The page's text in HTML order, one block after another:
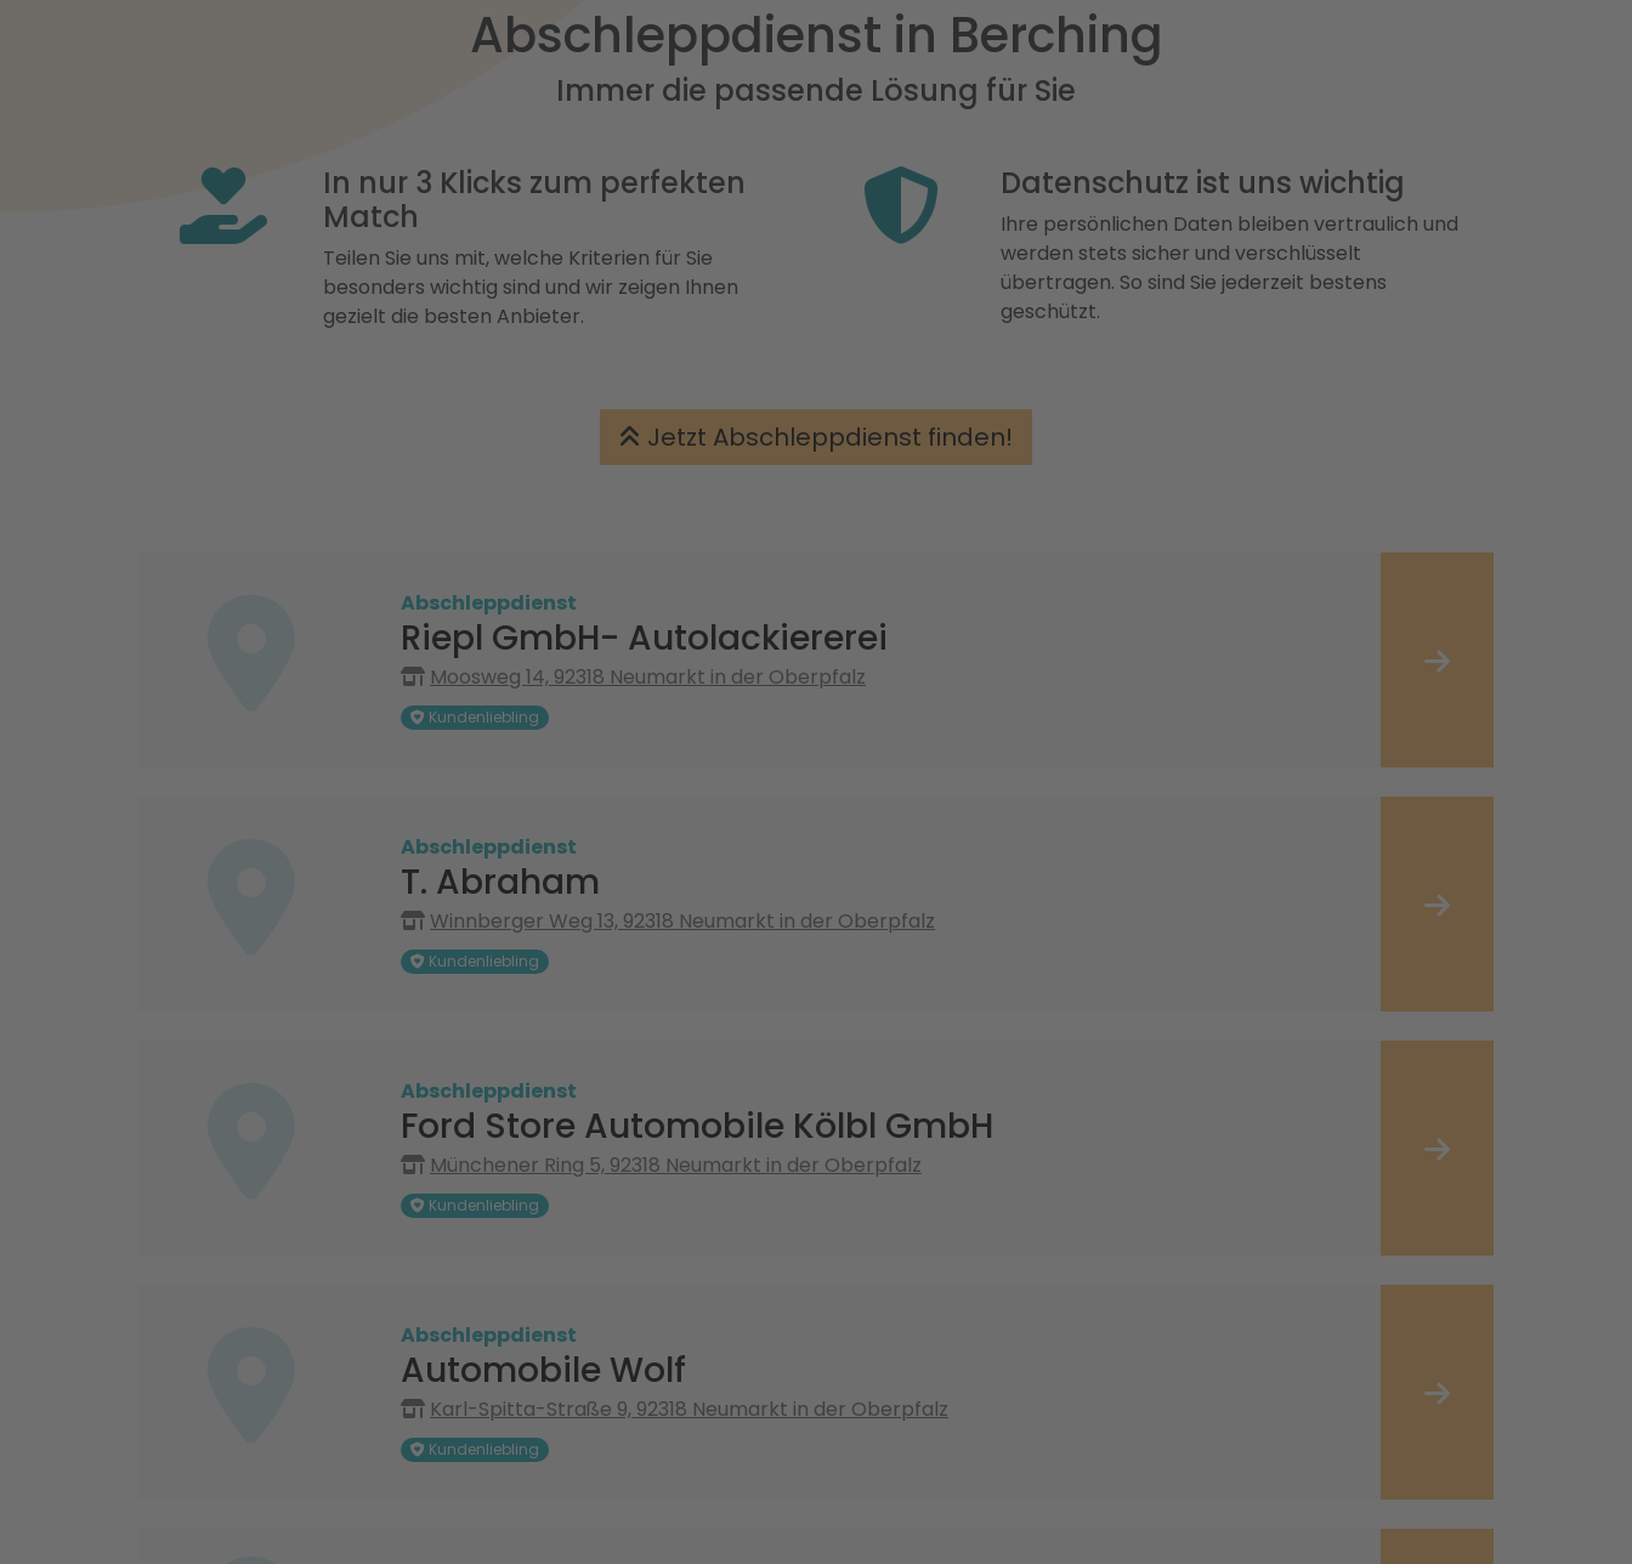
Abschleppdienst in Berching
Immer die passende Lösung für Sie
In nur 3 Klicks zum perfekten
Match
Teilen Sie uns mit, welche Kriterien für Sie
besonders wichtig sind und wir zeigen Ihnen
gezielt die besten Anbieter.
Datenschutz ist uns wichtig
Ihre persönlichen Daten bleiben vertraulich und
werden stets sicher und verschlüsselt
übertragen. So sind Sie jederzeit bestens
geschützt.
Jetzt Abschleppdienst finden!
Abschleppdienst
Riepl GmbH- Autolackiererei
Moosweg 14, 92318 Neumarkt in der Oberpfalz
Kundenliebling
Abschleppdienst
T. Abraham
Winnberger Weg 13, 92318 Neumarkt in der Oberpfalz
Kundenliebling
Abschleppdienst
Ford Store Automobile Kölbl GmbH
Münchener Ring 5, 92318 Neumarkt in der Oberpfalz
Kundenliebling
Abschleppdienst
Automobile Wolf
Karl-Spitta-Straße 9, 92318 Neumarkt in der Oberpfalz
Kundenliebling